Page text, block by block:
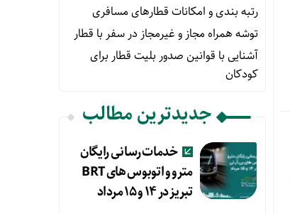
رتبه بندی و امکانات قطارهای مسافری
توشه همراه مجاز و غیرمجاز در سفر با قطار
آشنایی با قوانین صدور بلیت قطار برای
کودکان
جدیدترین مطالب
خدمات رسانی رایگان
مترو و اتوبوس های BRT
تبریز در ۱۴ و ۱۵ مرداد